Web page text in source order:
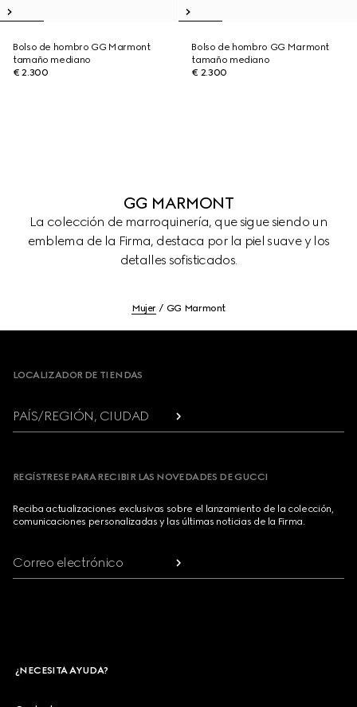
Bolso de hombro GG Marmont
tamaño mediano
€ 2.300
Bolso de hombro GG Marmont
tamaño mediano
€ 2.300
GG MARMONT
La colección de marroquinería, que sigue siendo un
emblema de la Firma, destaca por la piel suave y los
detalles sofisticados.
Mujer GG Marmont
LOCALIZADOR DE TIENDAS
PAÍS/REGIÓN, CIUDAD
REGÍSTRESE PARA RECIBIR LAS NOVEDADES DE GUCCI
Reciba actualizaciones exclusivas sobre el lanzamiento de la colección,
comunicaciones personalizadas y las últimas noticias de la Firma.
Correo electrónico
¿NECESITA AYUDA?